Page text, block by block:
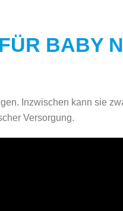
BABY
Inzwischen kann sie
Versorgung.